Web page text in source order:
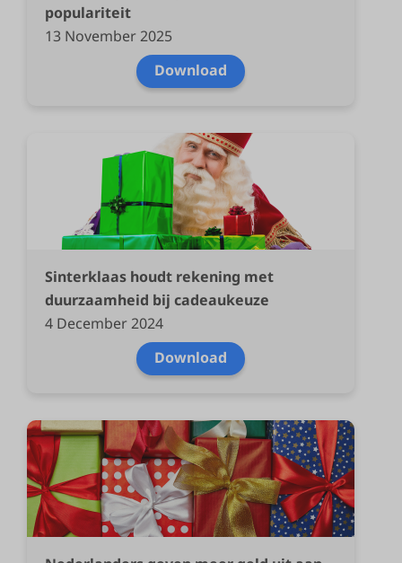
populariteit
13 November 2025
Download
Sinterklaas houdt rekening met
duurzaamheid bij cadeaukeuze
4 December 2024
Download